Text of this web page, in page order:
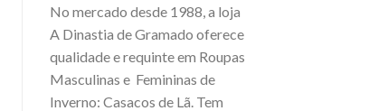
No mercado desde 1988, a loja
A Dinastia de Gramado oferece
qualidade e requinte em Roupas
Masculinas e Femininas de
Inverno: Casacos de Lã. Tem